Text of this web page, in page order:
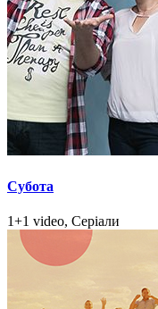
Субота
1+1 video, Серіали